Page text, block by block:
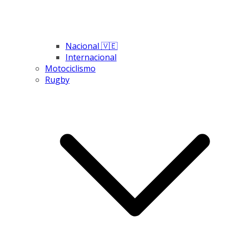
Nacional 🇻🇪
Internacional
Motociclismo
Rugby